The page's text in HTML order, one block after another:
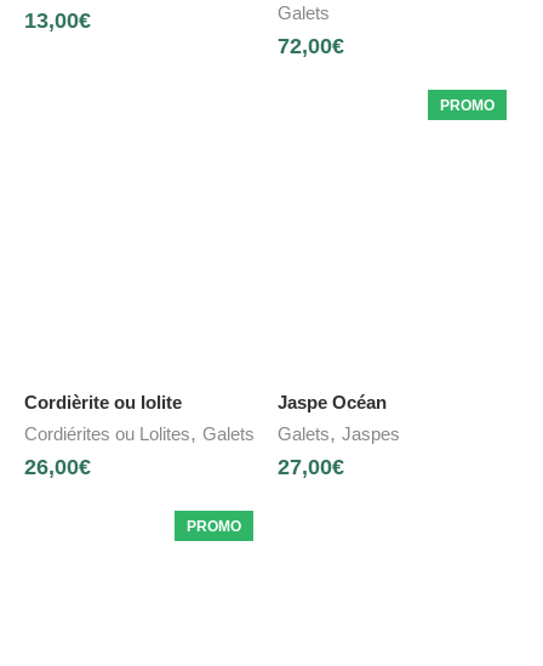
13,00€
Galets
72,00€
Cordièrite ou Iolite
Cordiérites ou Lolites, Galets
26,00€
PROMO
Jaspe Océan
Galets, Jaspes
27,00€
PROMO